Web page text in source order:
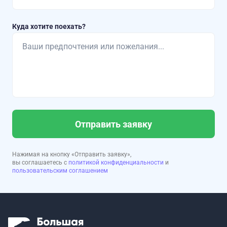
Куда хотите поехать?
Отправить заявку
Нажимая на кнопку «Отправить заявку»,
вы соглашаетесь с политикой конфиденциальности и
пользовательским соглашением